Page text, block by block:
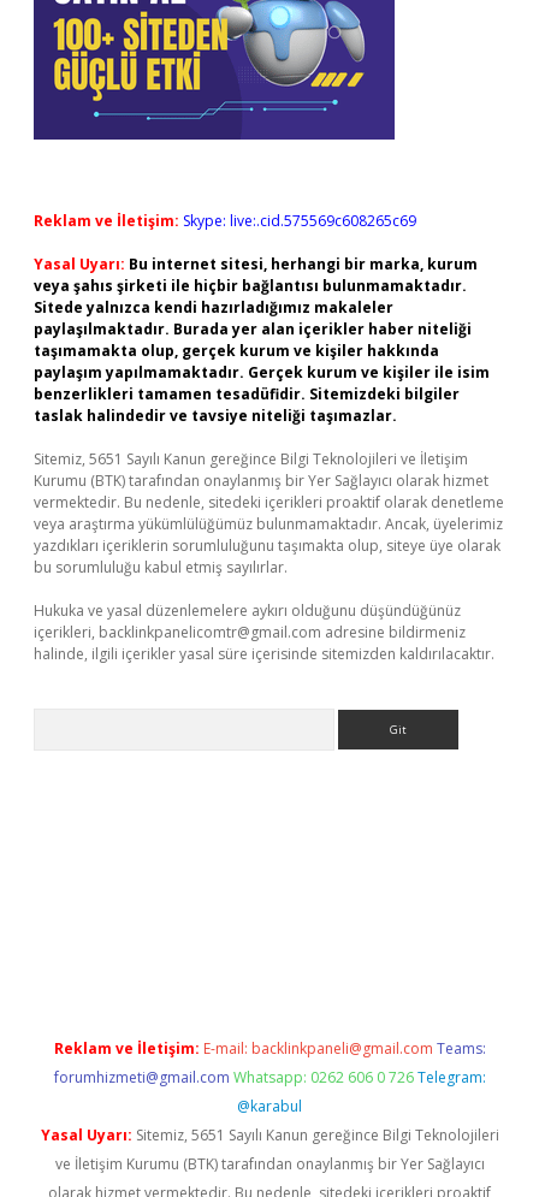
Reklam ve İletişim: Skype: live:.cid.575569c608265c69
Yasal Uyarı: Bu internet sitesi, herhangi bir marka, kurum
veya şahıs şirketi ile hiçbir bağlantısı bulunmamaktadır.
Sitede yalnızca kendi hazırladığımız makaleler
paylaşılmaktadır. Burada yer alan içerikler haber niteliği
taşımamakta olup, gerçek kurum ve kişiler hakkında
paylaşım yapılmamaktadır. Gerçek kurum ve kişiler ile isim
benzerlikleri tamamen tesadüfidir. Sitemizdeki bilgiler
taslak halindedir ve tavsiye niteliği taşımazlar.
Sitemiz, 5651 Sayılı Kanun gereğince Bilgi Teknolojileri ve İletişim
Kurumu (BTK) tarafından onaylanmış bir Yer Sağlayıcı olarak hizmet
vermektedir. Bu nedenle, sitedeki içerikleri proaktif olarak denetleme
veya araştırma yükümlülüğümüz bulunmamaktadır. Ancak, üyelerimiz
yazdıkları içeriklerin sorumluluğunu taşımakta olup, siteye üye olarak
bu sorumluluğu kabul etmiş sayılırlar.
Hukuka ve yasal düzenlemelere aykırı olduğunu düşündüğünüz
içerikleri, backlinkpanelicomtr@gmail.com adresine bildirmeniz
halinde, ilgili içerikler yasal süre içerisinde sitemizden kaldırılacaktır.
Reklam ve İletişim: E-mail: backlinkpaneli@gmail.com Teams:
forumhizmeti@gmail.com Whatsapp: 0262 606 0 726 Telegram:
@karabul
Yasal Uyarı: Sitemiz, 5651 Sayılı Kanun gereğince Bilgi Teknolojileri
ve İletişim Kurumu (BTK) tarafından onaylanmış bir Yer Sağlayıcı
olarak hizmet vermektedir. Bu nedenle, sitedeki içerikleri proaktif